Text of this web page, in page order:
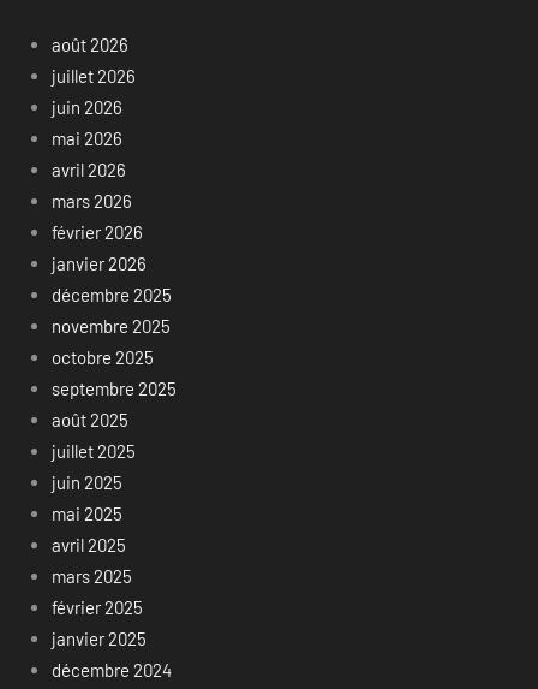
août 2026
juillet 2026
juin 2026
mai 2026
avril 2026
mars 2026
février 2026
janvier 2026
décembre 2025
novembre 2025
octobre 2025
septembre 2025
août 2025
juillet 2025
juin 2025
mai 2025
avril 2025
mars 2025
février 2025
janvier 2025
décembre 2024